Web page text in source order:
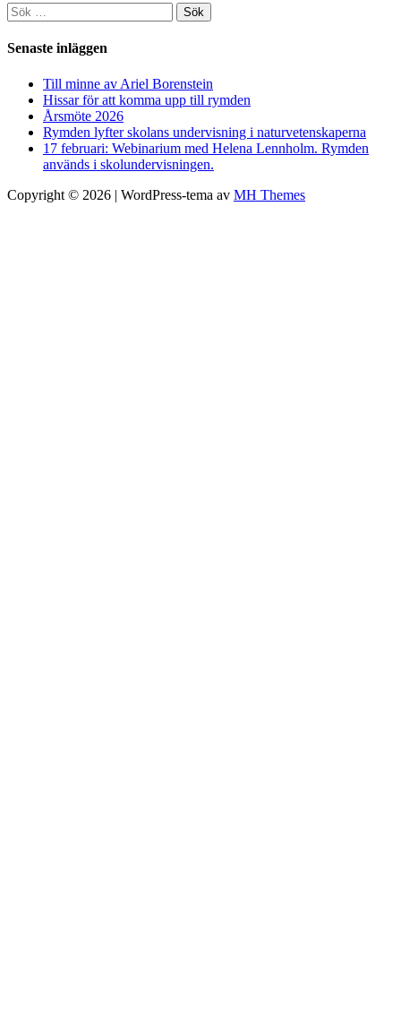
Sök
efter:
Senaste inläggen
Till minne av Ariel Borenstein
Hissar för att komma upp till rymden
Årsmöte 2026
Rymden lyfter skolans undervisning i naturvetenskaperna
17 februari: Webinarium med Helena Lennholm. Rymden
används i skolundervisningen.
Copyright © 2026 | WordPress-tema av MH Themes